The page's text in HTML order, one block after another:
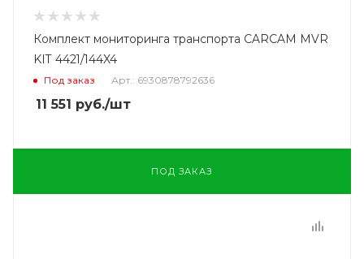
Комплект мониторинга транспорта CARCAM MVR
KIT 4421/144X4
Под заказ Арт.: 6930878792636
11 551 руб./шт
ПОД ЗАКАЗ